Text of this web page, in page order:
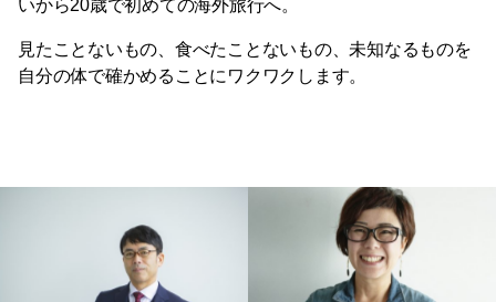
いから20歳で初めての海外旅行へ。
見たことないもの、食べたことないもの、未知なるものを
自分の体で確かめることにワクワクします。